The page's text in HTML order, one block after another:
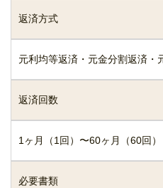
返済方式
元利均等返済・元金分割返済・
返済回数
1ヶ月（1回）〜60ヶ月（60回）
必要書類